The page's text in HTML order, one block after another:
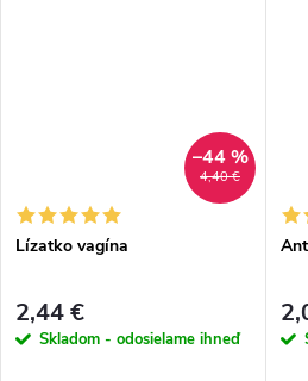
4,40 €
–44 %
Lízatko vagína
2,44 €
Skladom - odosielame ihneď